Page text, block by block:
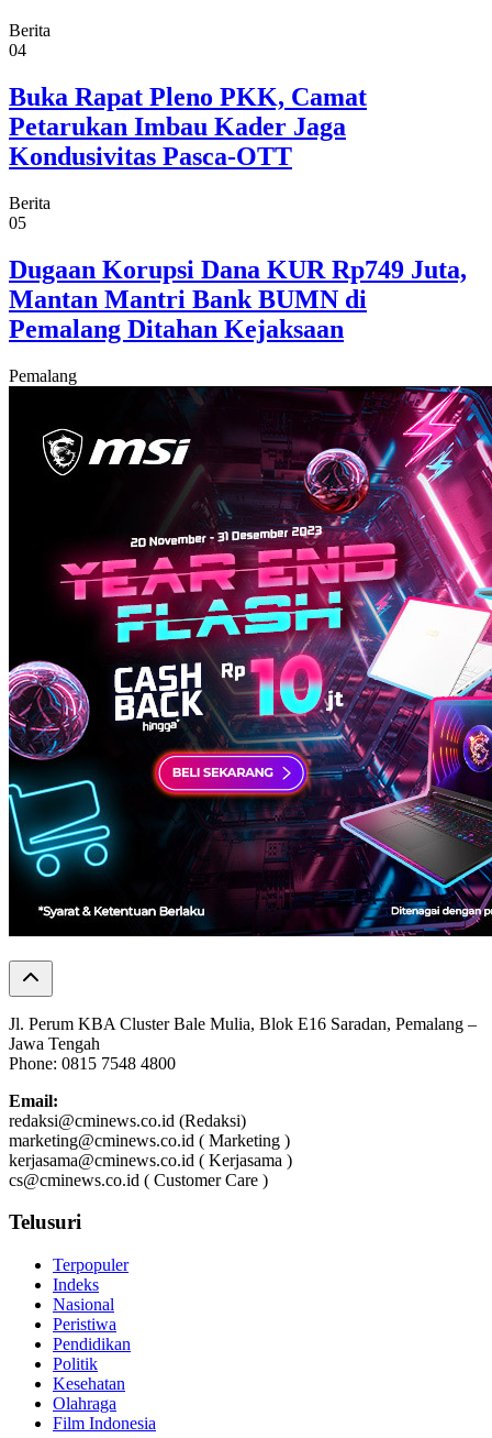
Berita
04
Buka Rapat Pleno PKK, Camat
Petarukan Imbau Kader Jaga
Kondusivitas Pasca-OTT
Berita
05
Dugaan Korupsi Dana KUR Rp749 Juta,
Mantan Mantri Bank BUMN di
Pemalang Ditahan Kejaksaan
Pemalang
Jl. Perum KBA Cluster Bale Mulia, Blok E16 Saradan, Pemalang –
Jawa Tengah
Phone: 0815 7548 4800
Email:
redaksi@cminews.co.id (Redaksi)
marketing@cminews.co.id ( Marketing )
kerjasama@cminews.co.id ( Kerjasama )
cs@cminews.co.id ( Customer Care )
Telusuri
Terpopuler
Indeks
Nasional
Peristiwa
Pendidikan
Politik
Kesehatan
Olahraga
Film Indonesia